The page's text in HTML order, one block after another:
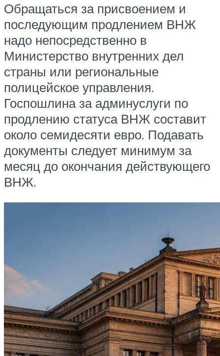
Обращаться за присвоением и
последующим продлением ВНЖ
надо непосредственно в
Министерство внутренних дел
страны или региональные
полицейское управления.
Госпошлина за админуслуги по
продлению статуса ВНЖ составит
около семидесяти евро. Подавать
документы следует минимум за
месяц до окончания действующего
ВНЖ.